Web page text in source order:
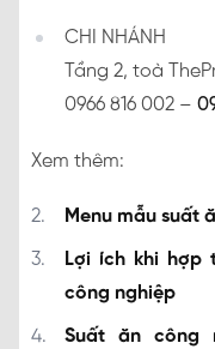
CHI NHÁNH
Tầng 2, toà
0966 816 002 –
Xem thêm:
Menu mẫu suất
Lợi ích khi hợp
công nghiệp
Suất ăn công